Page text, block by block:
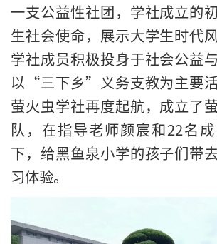
一支公益性社团，学社成立的
生社会使命，展示大学生时代
学社成员积极投身于社会公益
以“三下乡”义务支教为主要
萤火虫学社再度起航，成立了
队，在指导老师颜宸和22名
下，给黑鱼泉小学的孩子们带
习体验。